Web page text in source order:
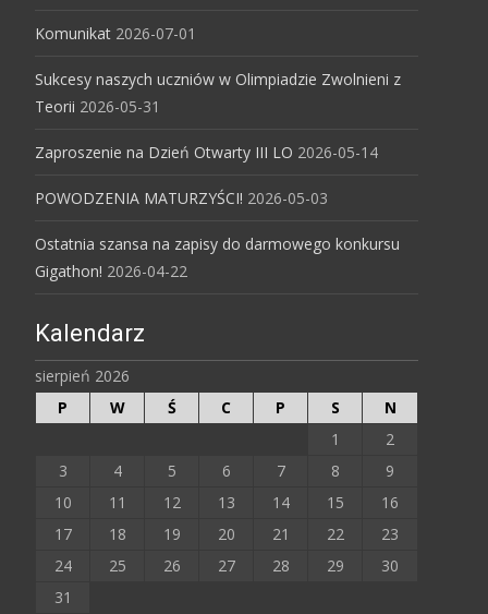
Komunikat 2026-07-01
Sukcesy naszych uczniów w Olimpiadzie Zwolnieni z
Teorii 2026-05-31
Zaproszenie na Dzień Otwarty III LO 2026-05-14
POWODZENIA MATURZYŚCI! 2026-05-03
Ostatnia szansa na zapisy do darmowego konkursu
Gigathon! 2026-04-22
Kalendarz
sierpień 2026
P
W Ś C P S
N
1
2
3
4 5 6 7 8
9
10
11 12 13 14 15
16
17
18 19 20 21 22
23
24
25 26 27 28 29
30
31